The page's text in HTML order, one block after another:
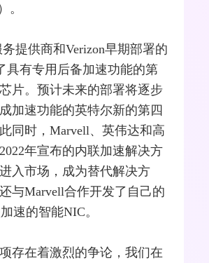
。
务提供商和Verizon早期部署的
具有专用后备加速功能的第
芯片。预计未来的部署将逐步
加速功能的英特尔新的第四
同时，Marvell、英伟达和高
年宣布的内联加速解决方
入市场，成为替代解决方
与Marvell合作开发了自己的
速的智能NIC。
存在着激烈的争论，我们在